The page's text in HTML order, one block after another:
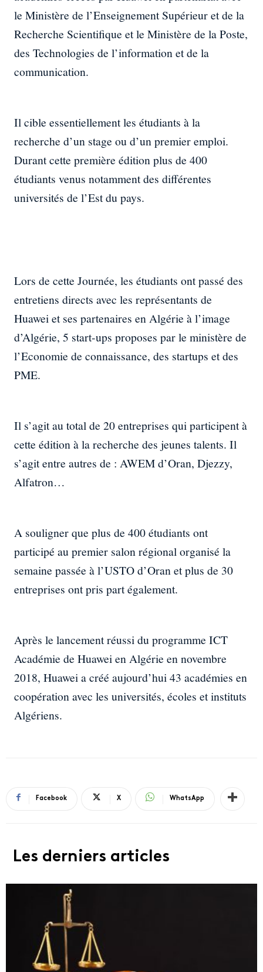
le Ministère de l’Enseignement Supérieur et de la
Recherche Scientifique et le Ministère de la Poste,
des Technologies de l’information et de la
communication.
Il cible essentiellement les étudiants à la
recherche d’un stage ou d’un premier emploi.
Durant cette première édition plus de 400
étudiants venus notamment des différentes
universités de l’Est du pays.
Lors de cette Journée, les étudiants ont passé des
entretiens directs avec les représentants de
Huawei et ses partenaires en Algérie à l’image
d’Algérie, 5 start-ups proposes par le ministère de
l’Economie de connaissance, des startups et des
PME.
Il s’agit au total de 20 entreprises qui participent à
cette édition à la recherche des jeunes talents. Il
s’agit entre autres de : AWEM d’Oran, Djezzy,
Alfatron…
A souligner que plus de 400 étudiants ont
participé au premier salon régional organisé la
semaine passée à l’USTO d’Oran et plus de 30
entreprises ont pris part également.
Après le lancement réussi du programme ICT
Académie de Huawei en Algérie en novembre
2018, Huawei a créé aujourd’hui 43 académies en
coopération avec les universités, écoles et instituts
Algériens.
Facebook X WhatsApp
Les derniers articles